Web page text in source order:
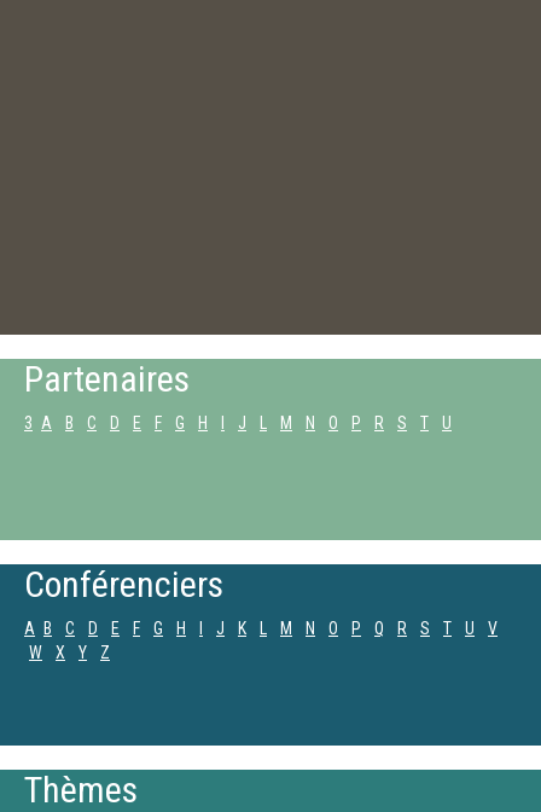
Partenaires
3 A B C D E F G H J M N O P R S T U
Conférenciers
A B C D E F G H J K M N O P Q R S T U
V
W
X Y Z
Thèmes